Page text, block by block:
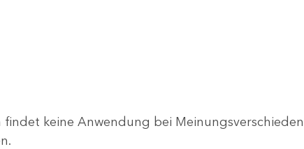
keine Anwendung bei